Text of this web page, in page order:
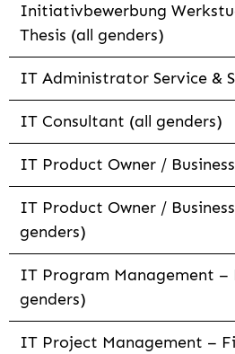
Initiativbewerbung
Thesis (all genders)
IT Administrator Service &
IT Consultant (all genders)
IT Product Owner /
IT Product Owner /
genders)
IT Program Management –
genders)
IT Project Management –